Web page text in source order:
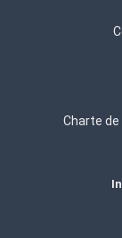
Charte